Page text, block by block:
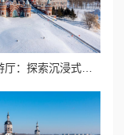
《BG畅游厅：探索沉浸式娱乐新体验的理想之地》